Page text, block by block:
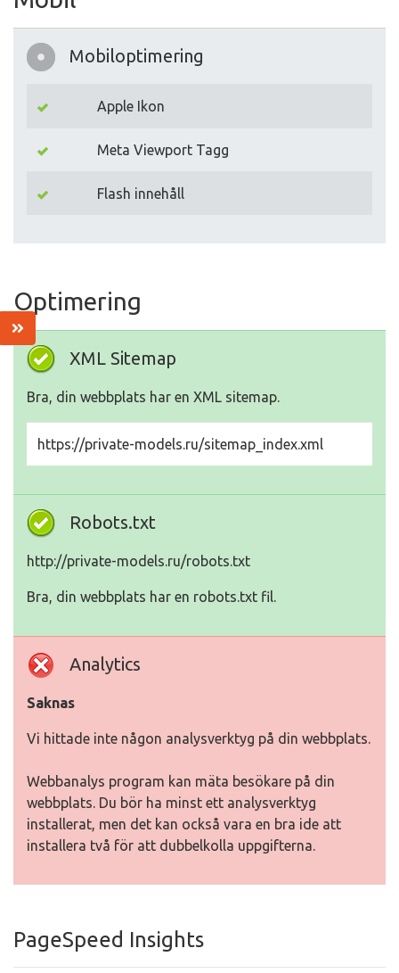
Mobiloptimering
Apple Ikon
Meta Viewport Tagg
Flash innehåll
Optimering
XML Sitemap
Bra, din webbplats har en XML sitemap.
https://private-models.ru/sitemap_index.xml
Robots.txt
http://private-models.ru/robots.txt
Bra, din webbplats har en robots.txt fil.
Analytics
Saknas
Vi hittade inte någon analysverktyg på din webbplats.
Webbanalys program kan mäta besökare på din
webbplats. Du bör ha minst ett analysverktyg
installerat, men det kan också vara en bra ide att
installera två för att dubbelkolla uppgifterna.
PageSpeed Insights